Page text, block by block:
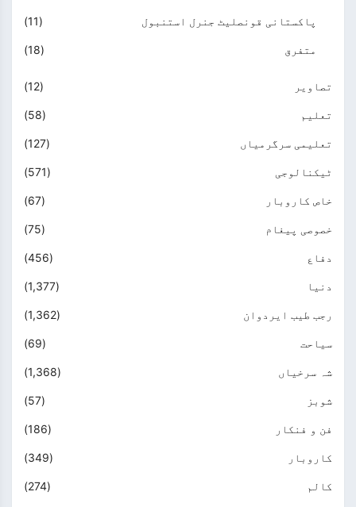
پاکستانی قونصلیٹ جنرل استنبول (11)
متفرق (18)
تصاویر (12)
تعلیم (58)
تعلیمی سرگرمیاں (127)
ٹیکنالوجی (571)
خاص کاروبار (67)
خصوصی پیغام (75)
دفاع (456)
دنیا (1,377)
رجب طیب ایردوان (1,362)
سیاحت (69)
شہ سرخیاں (1,368)
شوبز (57)
فن و فنکار (186)
کاروبار (349)
کالم (274)